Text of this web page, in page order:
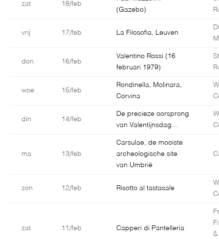
zat 18/feb
(Gazebo)
vrij 17/feb La Filosofia, Leuven
don 16/feb
Valentino Rossi (16
februari 1979)
woe 15/feb
Rondinella, Molinara,
Corvina
din 14/feb
De precieze oorsprong
van Valentijnsdag…
ma 13/feb
Carsulae, de mooiste
archeologische site
van Umbrië
zon 12/feb Risotto al tastasale
zat 11/feb Capperi di Pantelleria
&